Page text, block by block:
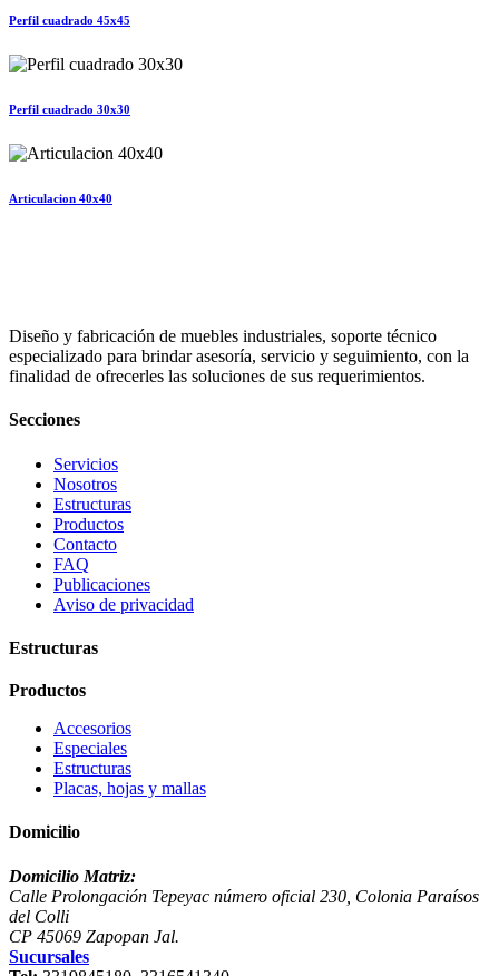
Perfil cuadrado 45x45
Perfil cuadrado 30x30
Articulacion 40x40
Diseño y fabricación de muebles industriales, soporte técnico
especializado para brindar asesoría, servicio y seguimiento, con la
finalidad de ofrecerles las soluciones de sus requerimientos.
Secciones
Servicios
Nosotros
Estructuras
Productos
Contacto
FAQ
Publicaciones
Aviso de privacidad
Estructuras
Productos
Accesorios
Especiales
Estructuras
Placas, hojas y mallas
Domicilio
Domicilio Matriz:
Calle Prolongación Tepeyac número oficial 230, Colonia Paraísos
del Colli
CP 45069 Zapopan Jal.
Sucursales